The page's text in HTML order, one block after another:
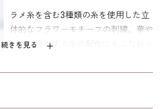
あると重宝するアイテムです。
を使用。「標準」に比べて、腕回り
れた寸法です。
続きを見る
ラメ糸を含む3種類の糸を使用した立
体的なフラワーモチーフの刺繍。華
かさを演出する糸の配色にもこだわっ